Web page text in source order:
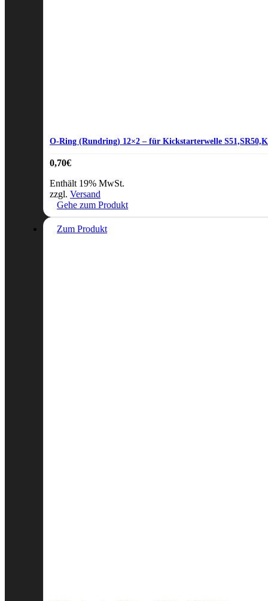
O-Ring (Rundring) 12×2 – für Kickstarterwelle
0,70€
Enthält 19% MwSt.
zzgl. Versand
Gehe zum Produkt
Zum Produkt